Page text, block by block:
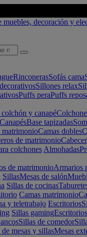
RinconerasSofás cama
Sillones relax
Puffs peraPuffs
colchón y canapé
CanapésBase tapizadas
matrimonioCamas dobles
de matrimonio
colchones Almohadas
de matrimonioArmarios
SillasMesas de salón
Sillas de cocinas
Camas matrimonio
y teletrabajo Escritorios
Sillas gaming
Sillas de comedor
mesas y sillasMesas